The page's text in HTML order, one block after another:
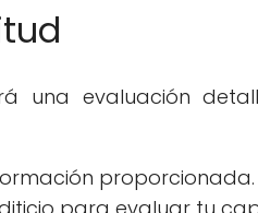
una evaluación
proporcionada.